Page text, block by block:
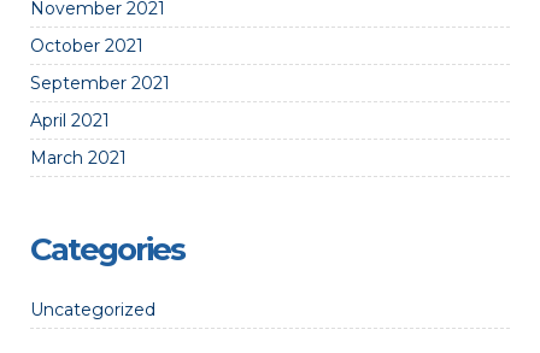
November 2021
October 2021
September 2021
April 2021
March 2021
Categories
Uncategorized